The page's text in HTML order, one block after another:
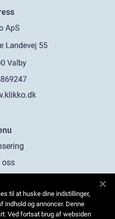
oss
oss
til at huske dine indstillinger,
indhold og annoncer. Denne
Ved fortsat brug af websiden